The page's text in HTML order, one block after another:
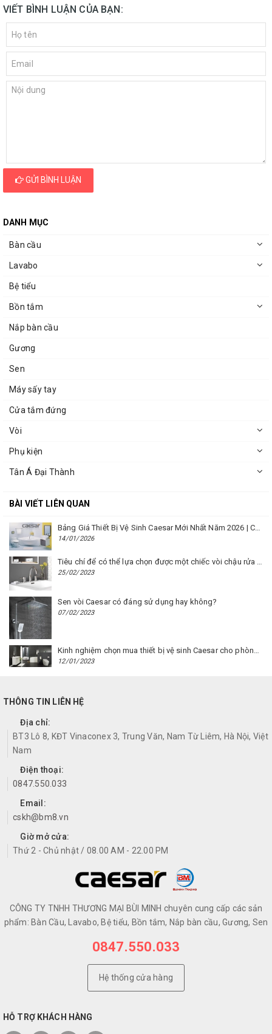
VIẾT BÌNH LUẬN CỦA BẠN:
GỬI BÌNH LUẬN
DANH MỤC
Bàn cầu
Lavabo
Bệ tiểu
Bồn tắm
Nắp bàn cầu
Gương
Sen
Máy sấy tay
Cửa tắm đứng
Vòi
Phụ kiện
Tân Á Đại Thành
BÀI VIẾT LIÊN QUAN
14/01/2026
Tiêu chí để có thể lựa chọn được một chiếc vòi chậu rửa mặt Caesar phù hợp
25/02/2023
Sen vòi Caesar có đáng sử dụng hay không?
07/02/2023
Kinh nghiệm chọn mua thiết bị vệ sinh Caesar cho phòng trọ
12/01/2023
THÔNG TIN LIÊN HỆ
Địa chỉ:
BT3 Lô 8, KĐT Vinaconex 3, Trung Văn, Nam Từ Liêm, Hà Nội, Việt
Nam
Điện thoại:
0847.550.033
Email:
cskh@bm8.vn
Giờ mở cửa:
Thứ 2 - Chủ nhật / 08.00 AM - 22.00 PM
CÔNG TY TNHH THƯƠNG MẠI BÙI MINH chuyên cung cấp các sản
phẩm: Bàn Cầu, Lavabo, Bệ tiểu, Bồn tắm, Nắp bàn cầu, Gương, Sen
0847.550.033
Hệ thống cửa hàng
HỖ TRỢ KHÁCH HÀNG